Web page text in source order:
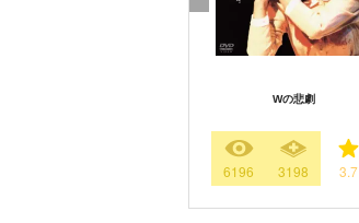
Wの悲劇
6196 3198 3.7